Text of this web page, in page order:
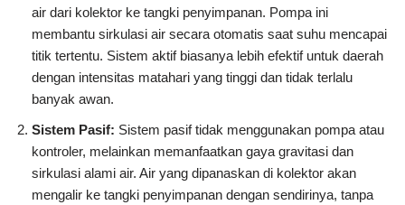
air dari kolektor ke tangki penyimpanan. Pompa ini
membantu sirkulasi air secara otomatis saat suhu mencapai
titik tertentu. Sistem aktif biasanya lebih efektif untuk daerah
dengan intensitas matahari yang tinggi dan tidak terlalu
banyak awan.
Sistem Pasif: Sistem pasif tidak menggunakan pompa atau
kontroler, melainkan memanfaatkan gaya gravitasi dan
sirkulasi alami air. Air yang dipanaskan di kolektor akan
mengalir ke tangki penyimpanan dengan sendirinya, tanpa